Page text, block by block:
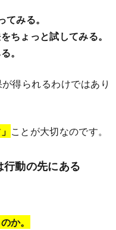
みる。
ちょっと試してみる。
。
得られるわけではあり
ことが大切なのです。
行動の先にある
か。